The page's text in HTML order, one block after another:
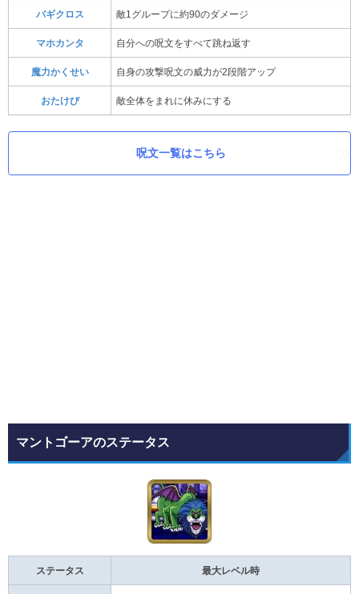
バギクロス 敵1グループに約90のダメージ
マホカンタ 自分への呪文をすべて跳ね返す
魔力かくせい 自身の攻撃呪文の威力が2段階アップ
おたけび 敵全体をまれに休みにする
呪文一覧はこちら
マントゴーアのステータス
ステータス 最大レベル時